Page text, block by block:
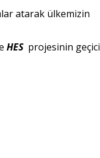
atarak ülkemizin
HES projesinin geçici